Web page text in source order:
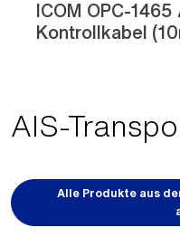
ICOM OPC-
Kontrollkabel
AIS-
Alle Produkte aus